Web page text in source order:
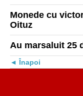
Monede cu
Oituz
Au marsaluit 25
Înapoi